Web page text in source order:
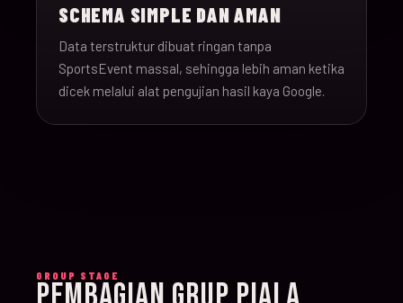
SCHEMA SIMPLE DAN AMAN
Data terstruktur dibuat ringan tanpa
SportsEvent massal, sehingga lebih aman ketika
dicek melalui alat pengujian hasil kaya Google.
GROUP STAGE